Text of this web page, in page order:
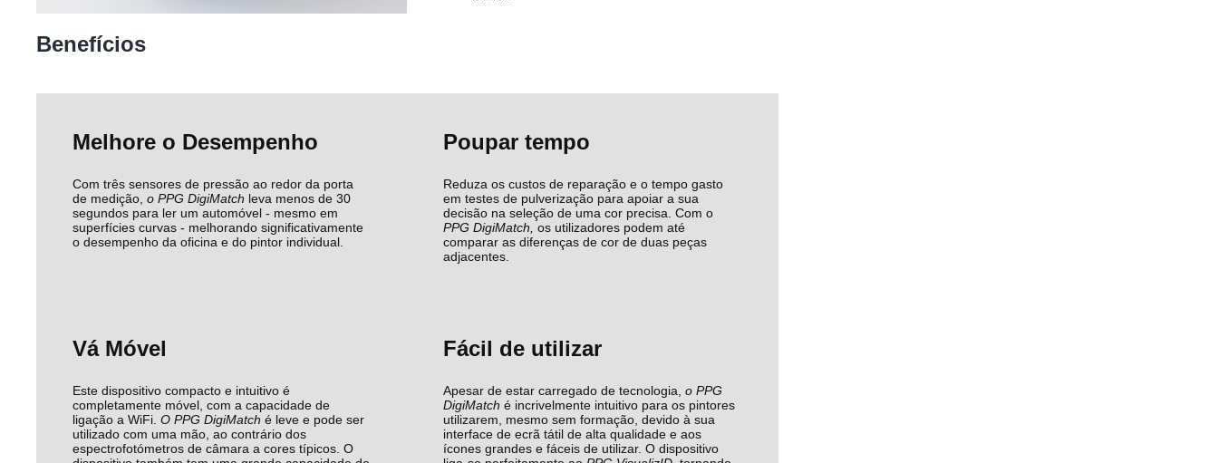
Benefícios
Melhore o Desempenho
Com três sensores de pressão ao redor da porta
de medição, o PPG DigiMatch leva menos de 30
segundos para ler um automóvel - mesmo em
superfícies curvas - melhorando significativamente
o desempenho da oficina e do pintor individual.
Poupar tempo
Reduza os custos de reparação e o tempo gasto
em testes de pulverização para apoiar a sua
decisão na seleção de uma cor precisa. Com o
PPG DigiMatch,os utilizadores podem até
comparar as diferenças de cor de duas peças
adjacentes.
Vá Móvel
Este dispositivo compacto e intuitivo é
completamente móvel, com a capacidade de
ligação a WiFi. O PPG DigiMatch é leve e pode ser
utilizado com uma mão, ao contrário dos
espectrofotómetros de câmara a cores típicos. O
Fácil de utilizar
Apesar de estar carregado de tecnologia,o PPG
DigiMatch é incrivelmente intuitivo para os pintores
utilizarem, mesmo sem formação, devido à sua
interface de ecrã tátil de alta qualidade e aos
ícones grandes e fáceis de utilizar. O dispositivo